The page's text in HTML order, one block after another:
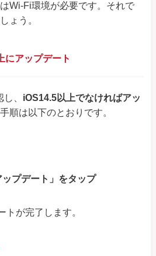
Wi-Fi環境が必要です。それで
ょう。
にアップデート
、 iOS14.5以上でなければアッ
順は以下のとおりです。
ップデート」をタップ
トが完了します。